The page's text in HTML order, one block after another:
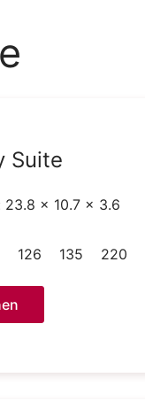
Suite
23.8 x 10.7 x 3.6
126 135 220